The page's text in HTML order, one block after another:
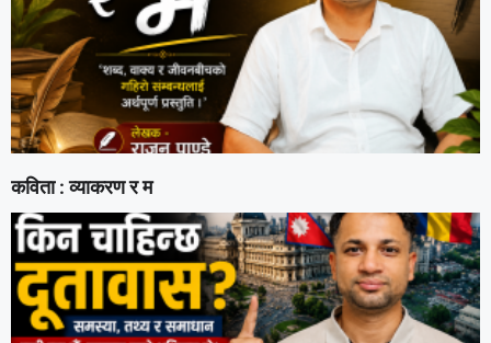
कविता : व्याकरण र म